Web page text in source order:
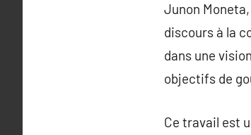
Junon
discours à la
dans une
objectifs de
Ce travail est